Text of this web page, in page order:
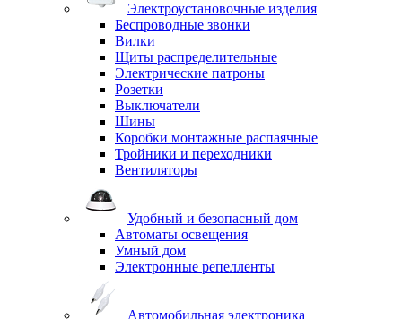
Электроустановочные изделия
Беспроводные звонки
Вилки
Щиты распределительные
Электрические патроны
Розетки
Выключатели
Шины
Коробки монтажные распаячные
Тройники и переходники
Вентиляторы
Удобный и безопасный дом
Автоматы освещения
Умный дом
Электронные репелленты
Автомобильная электроника